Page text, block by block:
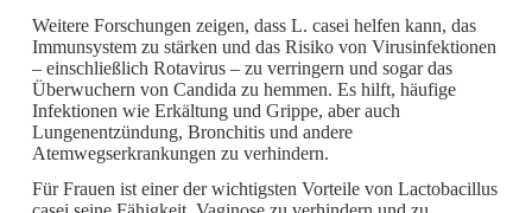
Weitere Forschungen zeigen, dass L. casei helfen kann, das
Immunsystem zu stärken und das Risiko von Virusinfektionen
– einschließlich Rotavirus – zu verringern und sogar das
Überwuchern von Candida zu hemmen. Es hilft, häufige
Infektionen wie Erkältung und Grippe, aber auch
Lungenentzündung, Bronchitis und andere
Atemwegserkrankungen zu verhindern.
Für Frauen ist einer der wichtigsten Vorteile von Lactobacillus